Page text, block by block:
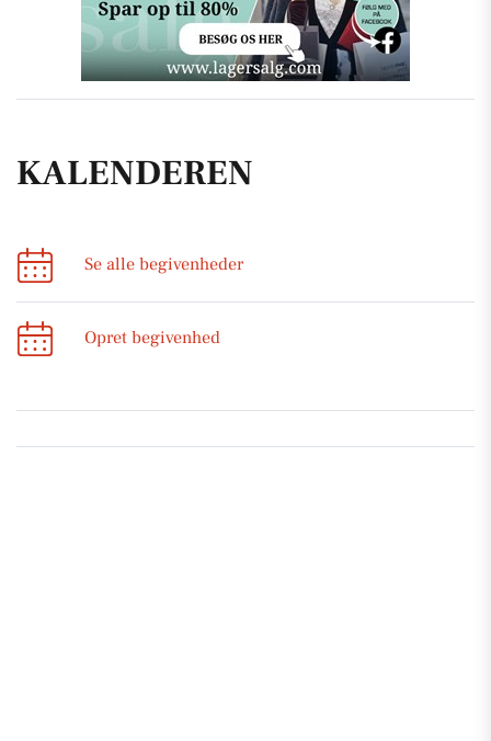
KALENDEREN
Se alle begivenheder
Opret begivenhed